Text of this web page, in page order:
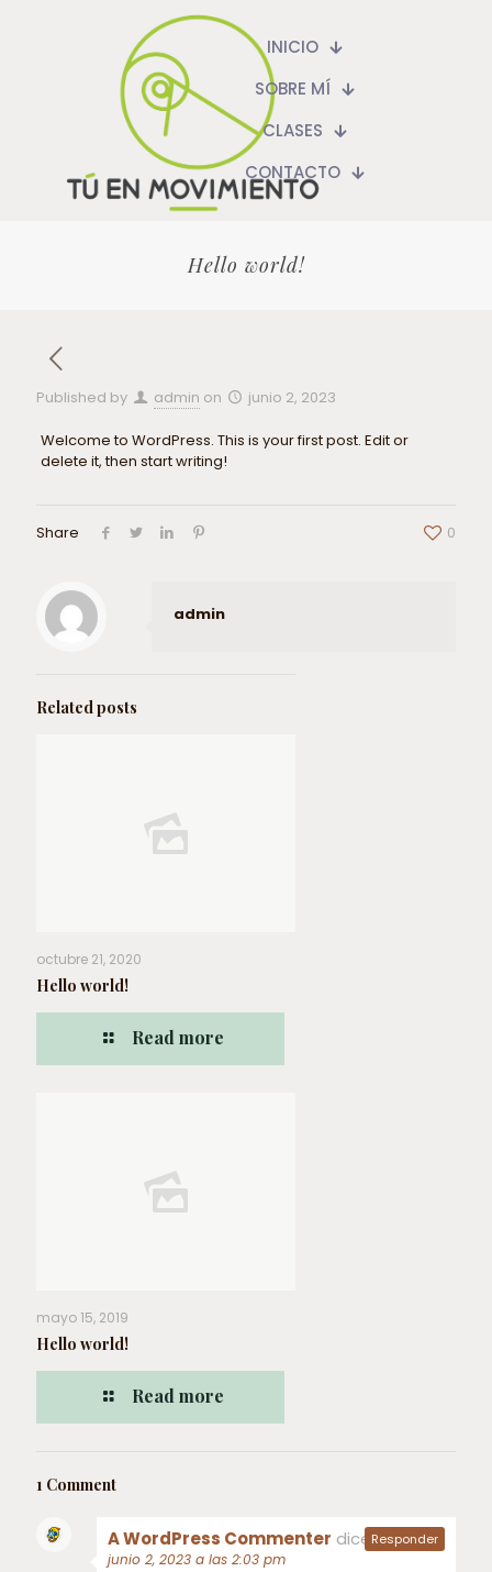
INICIO
SOBRE MÍ
CLASES
CONTACTO
Hello world!
Published by admin on junio 2, 2023
Welcome to WordPress. This is your first post. Edit or
delete it, then start writing!
Share 0
admin
Related posts
octubre 21, 2020
Hello world!
Read more
mayo 15, 2019
Hello world!
Read more
1 Comment
A WordPress Commenter dice:
junio 2, 2023 a las 2:03 pm
Responder